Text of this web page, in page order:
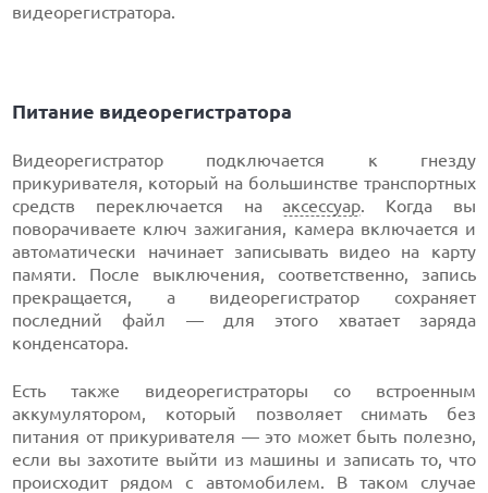
видеорегистратора.
Питание видеорегистратора
Видеорегистратор подключается к гнезду
прикуривателя, который на большинстве транспортных
средств переключается нааксессуар. Когда вы
поворачиваете ключ зажигания, камера включается и
автоматически начинает записывать видео на карту
памяти. После выключения, соответственно, запись
прекращается, а видеорегистратор сохраняет
последний файл — для этого хватает заряда
конденсатора.
Есть также видеорегистраторы со встроенным
аккумулятором, который позволяет снимать без
питания от прикуривателя — это может быть полезно,
если вы захотите выйти из машины и записать то, что
происходит рядом с автомобилем. В таком случае